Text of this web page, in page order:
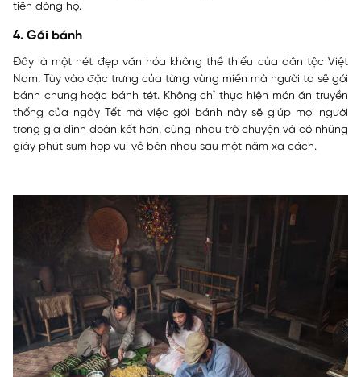
tiên dòng họ.
4. Gói bánh
Đây là một nét đẹp văn hóa không thể thiếu của dân tộc Việt
Nam. Tùy vào đặc trưng của từng vùng miền mà người ta sẽ gói
bánh chưng hoặc bánh tét. Không chỉ thực hiện món ăn truyền
thống của ngày Tết mà việc gói bánh này sẽ giúp mọi người
trong gia đình đoàn kết hơn, cùng nhau trò chuyện và có những
giây phút sum họp vui vẻ bên nhau sau một năm xa cách.